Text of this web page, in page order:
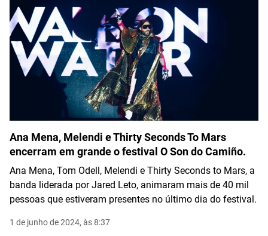
Ana Mena, Melendi e Thirty Seconds To Mars
encerram em grande o festival O Son do Camiño.
Ana Mena, Tom Odell, Melendi e Thirty Seconds to Mars, a
banda liderada por Jared Leto, animaram mais de 40 mil
pessoas que estiveram presentes no último dia do festival.
1 de junho de 2024, às 8:37